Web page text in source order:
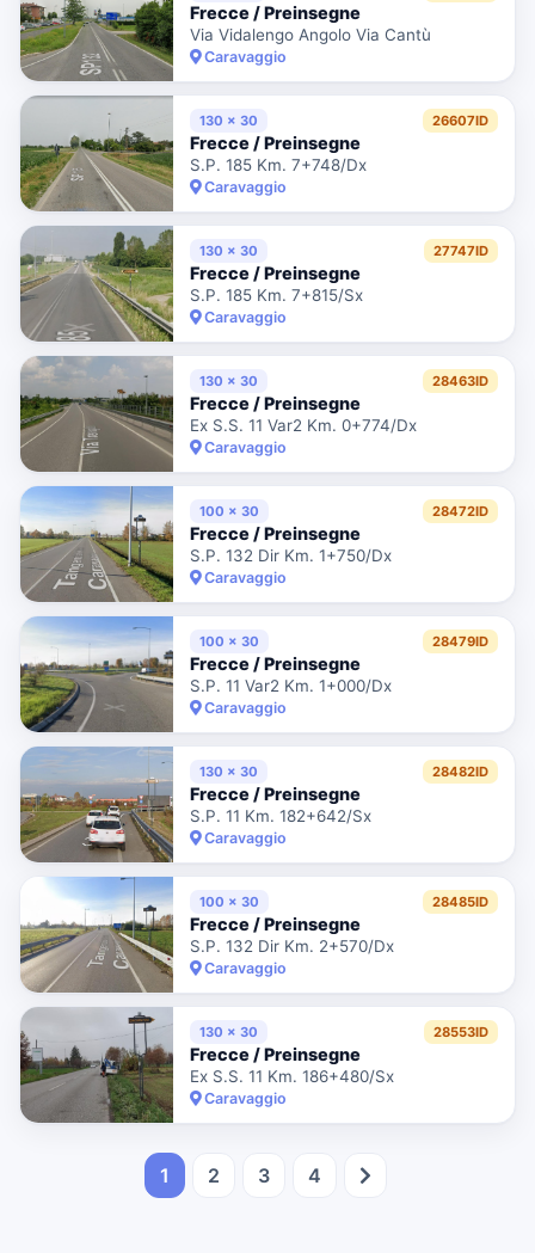
Frecce / Preinsegne
Via Vidalengo Angolo Via Cantù
Caravaggio
130 x 30 26607ID
Frecce / Preinsegne
S.P. 185 Km. 7+748/Dx
Caravaggio
130 x 30 27747ID
Frecce / Preinsegne
S.P. 185 Km. 7+815/Sx
Caravaggio
130 x 30 28463ID
Frecce / Preinsegne
Ex S.S. 11 Var2 Km. 0+774/Dx
Caravaggio
100 x 30 28472ID
Frecce / Preinsegne
S.P. 132 Dir Km. 1+750/Dx
Caravaggio
100 x 30 28479ID
Frecce / Preinsegne
S.P. 11 Var2 Km. 1+000/Dx
Caravaggio
130 x 30 28482ID
Frecce / Preinsegne
S.P. 11 Km. 182+642/Sx
Caravaggio
100 x 30 28485ID
Frecce / Preinsegne
S.P. 132 Dir Km. 2+570/Dx
Caravaggio
130 x 30 28553ID
Frecce / Preinsegne
Ex S.S. 11 Km. 186+480/Sx
Caravaggio
1 2 3 4